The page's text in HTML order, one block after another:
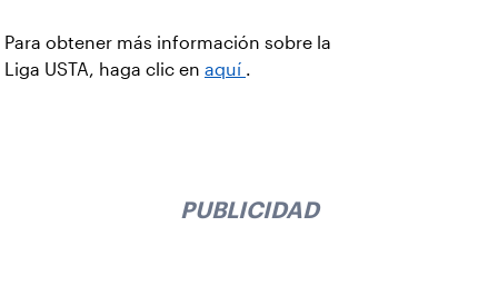
Para obtener más información sobre la
Liga USTA, haga clic en aquí .
PUBLICIDAD